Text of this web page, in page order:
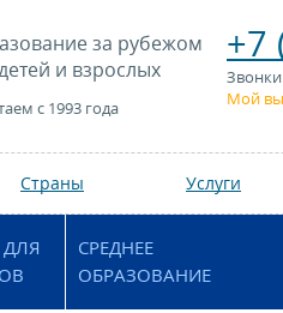
за рубежом
и взрослых
с 1993 года
+7
Мой
Страны Услуги
СРЕДНЕЕ
ОБРАЗОВАНИЕ